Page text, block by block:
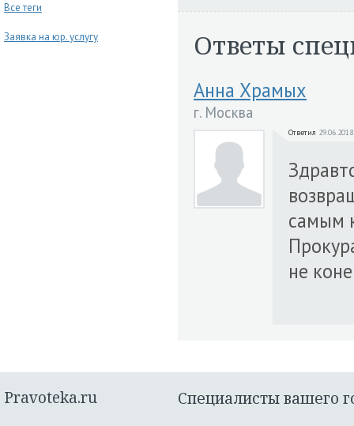
Все теги
Заявка на юр. услугу Ответы
Анна Храмых
г. Москва
Ответил
самым
не
Pravoteka.ru Специалисты вашего